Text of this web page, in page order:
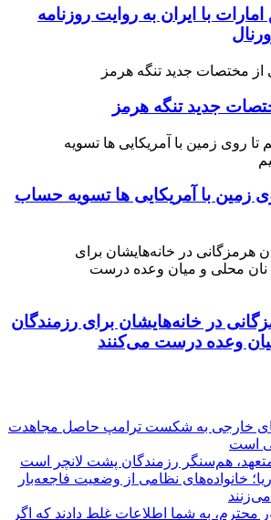
با ایران به روایت روزنامه
جدید تنگه هرمز
زمین با آمریکایی ها تسویه حساب
در خانه‌هایشان برای رزمندگان
وعده درست می‌کنند
خارجی به شکست ترامپ حاصل مجاهدت
است
متعهد، هم‌سنگر رزمندگان پشت لانچر است
خانواده‌های نظامی از وضعیت فاجعه‌بار
می‌زنند
محترم، به شما اطلاعات غلط دادند که اگر